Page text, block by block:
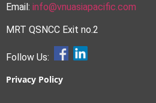
Email: info@vnuasiapacific.com
MRT QSNCC Exit no.2
Follow Us:
Privacy Policy